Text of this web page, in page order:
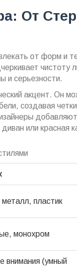
От
от форм и
чистоту
и серьезности.
акцент. Он
создавая
или красная
пластик
монохром
внимания (умный